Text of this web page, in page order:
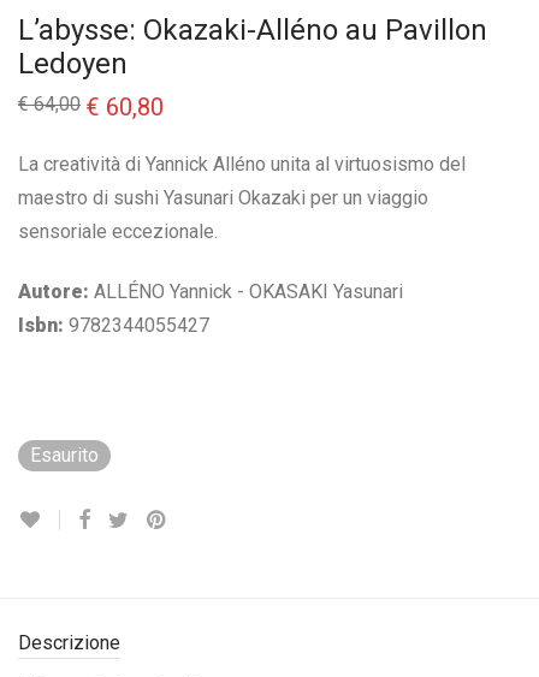
L’abysse: Okazaki-Alléno au Pavillon
Ledoyen
€64,00 Il
prezzo
era:
€ 60,80
è:
La creatività di Yannick Alléno unita al virtuosismo del
maestro di sushi Yasunari Okazaki per un viaggio
sensoriale eccezionale.
Autore: ALLÉNO Yannick - OKASAKI Yasunari
Isbn: 9782344055427
Esaurito
Descrizione